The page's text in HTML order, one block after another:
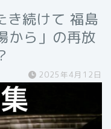
き続けて 福島
から」の再放
2025年4月12日